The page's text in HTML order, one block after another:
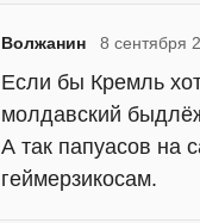
Волжанин 8 сентября
Если бы Кремль
молдавский
А так папуасов на
геймерзикосам.